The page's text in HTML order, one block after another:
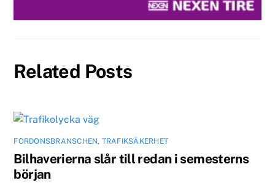
Related Posts
FORDONSBRANSCHEN, TRAFIKSÄKERHET
Bilhaverierna slår till redan i semesterns
början